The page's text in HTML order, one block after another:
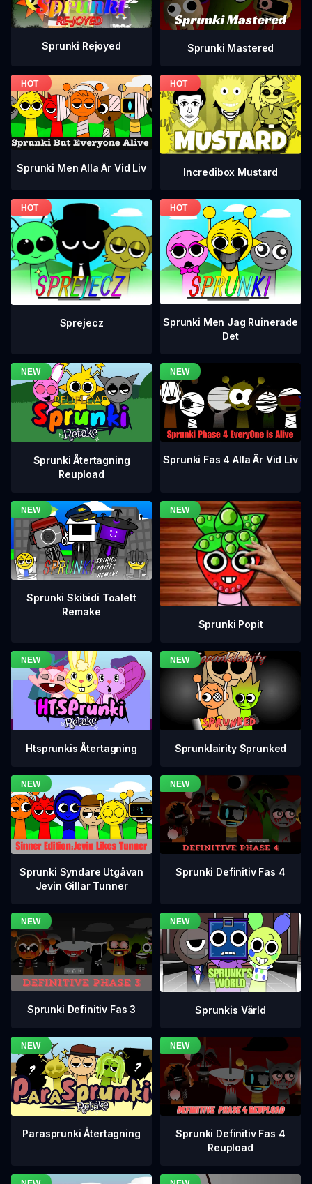
Sprunki Rejoyed Sprunki Mastered
Sprunki Men Alla Är Vid Liv Incredibox Mustard
Sprejecz
Sprunki Men Jag Ruinerade
Det
Sprunki Återtagning
Reupload
Sprunki Fas 4 Alla Är Vid Liv
Sprunki Skibidi Toalett
Remake
Sprunki Popit
Htsprunkis Återtagning Sprunklairity Sprunked
Sprunki Syndare Utgåvan
Jevin Gillar Tunner
Sprunki Definitiv Fas 4
Sprunki Definitiv Fas 3 Sprunkis Värld
Parasprunki Återtagning
Sprunki Definitiv Fas 4
Reupload